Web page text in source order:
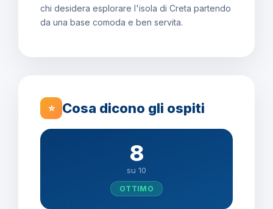
chi desidera esplorare l'isola di Creta partendo
da una base comoda e ben servita.
⭐ Cosa dicono gli ospiti
8
su 10
OTTIMO